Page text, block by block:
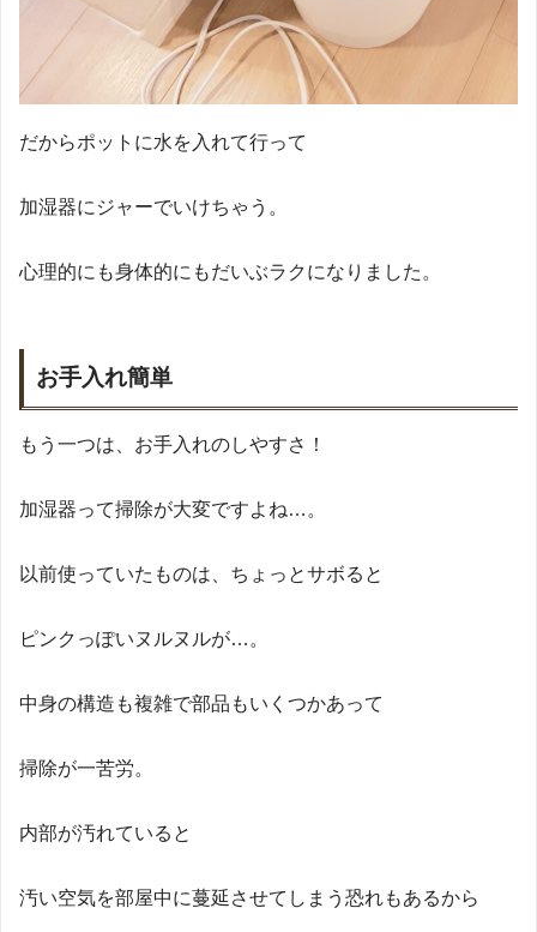
だからポットに水を入れて行って
加湿器にジャーでいけちゃう。
心理的にも身体的にもだいぶラクになりました。
お手入れ簡単
もう一つは、お手入れのしやすさ！
加湿器って掃除が大変ですよね…。
以前使っていたものは、ちょっとサボると
ピンクっぽいヌルヌルが…。
中身の構造も複雑で部品もいくつかあって
掃除が一苦労。
内部が汚れていると
汚い空気を部屋中に蔓延させてしまう恐れもあるから